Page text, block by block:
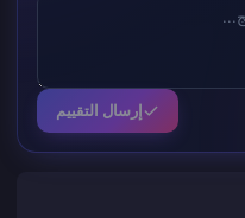
إرسال التقييم